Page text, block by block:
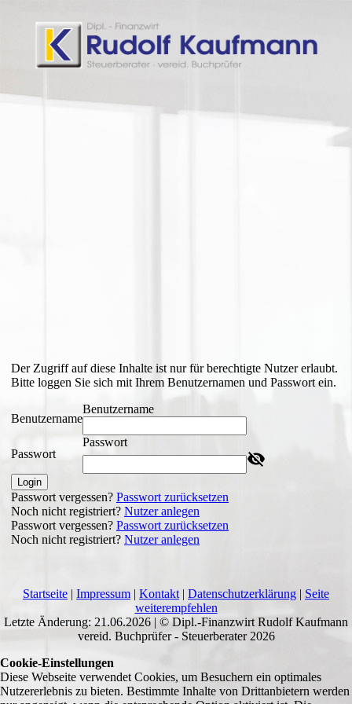
Der Zugriff auf diese Inhalte ist nur für berechtigte Nutzer erlaubt.
Bitte loggen Sie sich mit Ihrem Benutzernamen und Passwort ein.
Benutzername
Benutzername
Passwort
Passwort
Login
Passwort vergessen? Passwort zurücksetzen
Noch nicht registriert? Nutzer anlegen
Passwort vergessen? Passwort zurücksetzen
Noch nicht registriert? Nutzer anlegen
Startseite | Impressum | Kontakt | Datenschutzerklärung | Seite
weiterempfehlen
Letzte Änderung: 21.06.2026 | © Dipl.-Finanzwirt Rudolf Kaufmann
vereid. Buchprüfer - Steuerberater 2026
Cookie-Einstellungen
Diese Webseite verwendet Cookies, um Besuchern ein optimales
Nutzererlebnis zu bieten. Bestimmte Inhalte von Drittanbietern werden